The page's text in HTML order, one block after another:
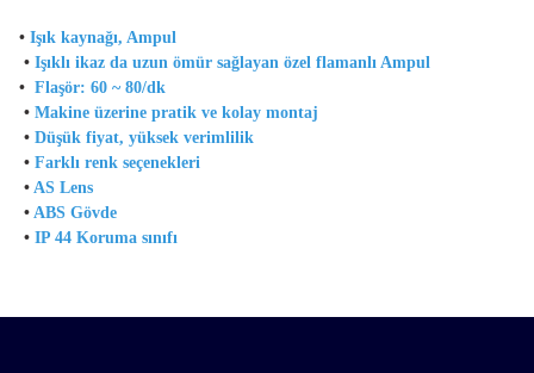
• Işık kaynağı, Ampul
• Işıklı ikaz da uzun ömür sağlayan özel flamanlı Ampul
• Flaşör: 60 ~ 80/dk
• Makine üzerine pratik ve kolay montaj
• Düşük fiyat, yüksek verimlilik
• Farklı renk seçenekleri
• AS Lens
• ABS Gövde
• IP 44 Koruma sınıfı
Bu ürünün fiyat bilgisi, resim, ürün açıklamalarında ve